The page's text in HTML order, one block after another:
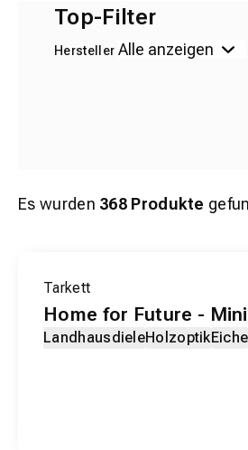
Top-Filter
Hersteller
Es wurden 368 Produkte
EXKLUSIV-PRODUKT
Tarkett
Home for Future -
LandhausdieleHolzoptikEiche